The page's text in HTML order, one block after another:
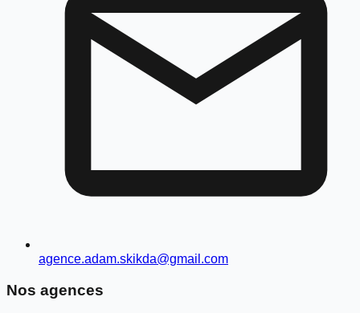
agence.adam.skikda@gmail.com
Nos agences